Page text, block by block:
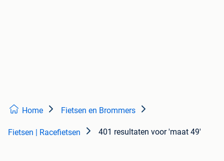
Home Fietsen en Brommers
Fietsen | Racefietsen 401 resultaten voor 'maat 49'